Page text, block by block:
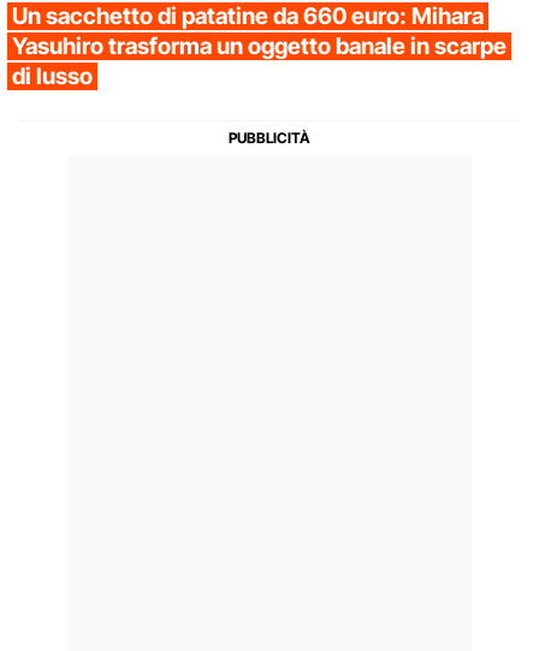
Un sacchetto di patatine da 660 euro: Mihara
Yasuhiro trasforma un oggetto banale in scarpe
di lusso